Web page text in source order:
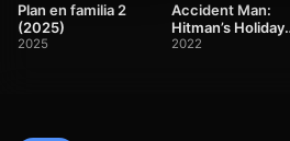
Plan en familia 2
(2025)
2025
Accident Man:
Hitman’s Holiday
(Accident Man: de
2022